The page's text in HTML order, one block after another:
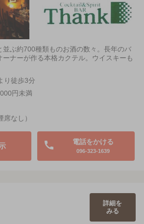
並ぶ約700種類ものお酒の数々。長年のバ
ーナーが作る本格カクテル。ウイスキーも
徒歩3分
円未満
なし）
電話をかける
096-323-1639
詳細を
みる